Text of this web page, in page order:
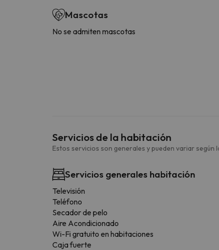
Mascotas
No se admiten mascotas
Servicios de la habitación
Estos servicios son generales y pueden variar según
Servicios generales habitación
Televisión
Teléfono
Secador de pelo
Aire Acondicionado
Wi-Fi gratuito en habitaciones
Caja fuerte